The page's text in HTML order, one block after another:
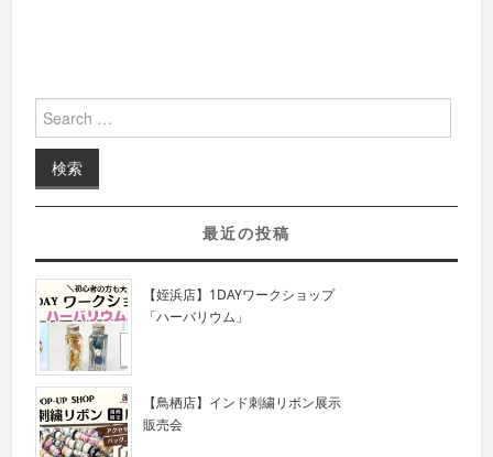
Search for:
最近の投稿
【姪浜店】1DAYワークショップ
「ハーバリウム」
【鳥栖店】インド刺繍リボン展示
販売会